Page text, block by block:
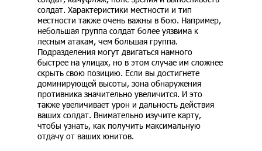
солдат. Характеристики местности и тип
местности также очень важны в бою. Например,
небольшая группа солдат более уязвима к
лесным атакам, чем большая группа.
Подразделения могут двигаться намного
быстрее на улицах, но в этом случае им сложнее
скрыть свою позицию. Если вы достигнете
доминирующей высоты, зона обнаружения
противника значительно увеличится. И это
также увеличивает урон и дальность действия
ваших солдат. Внимательно изучите карту,
чтобы узнать, как получить максимальную
отдачу от ваших юнитов.